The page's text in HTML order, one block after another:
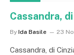
Cassandra,
By Ida Basile 23
Cassandra, di